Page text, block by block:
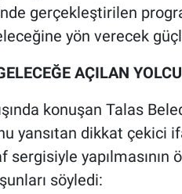
gerçekleştirilen
yön verecek
AÇILAN
konuşan Talas
yansıtan dikkat çekici
sergisiyle yapılmasının
söyledi: